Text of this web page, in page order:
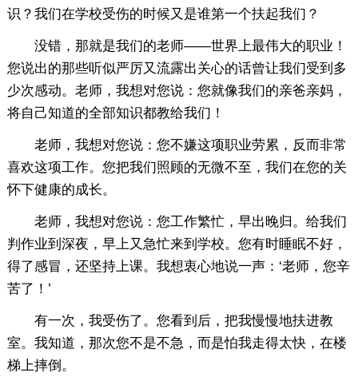
识？我们在学校受伤的时候又是谁第一个扶起我们？
没错，那就是我们的老师——世界上最伟大的职业！
您说出的那些听似严厉又流露出关心的话曾让我们受到多
少次感动。老师，我想对您说：您就像我们的亲爸亲妈，
将自己知道的全部知识都教给我们！
老师，我想对您说：您不嫌这项职业劳累，反而非常
喜欢这项工作。您把我们照顾的无微不至，我们在您的关
怀下健康的成长。
老师，我想对您说：您工作繁忙，早出晚归。给我们
判作业到深夜，早上又急忙来到学校。您有时睡眠不好，
得了感冒，还坚持上课。我想衷心地说一声：‘老师，您辛
苦了！’
有一次，我受伤了。您看到后，把我慢慢地扶进教
室。我知道，那次您不是不急，而是怕我走得太快，在楼
梯上摔倒。